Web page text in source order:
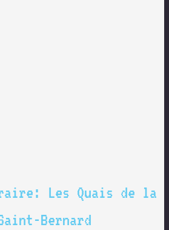
Les Quais de la
Bernard